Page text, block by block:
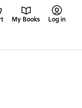
My Books Log in